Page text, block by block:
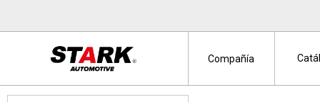
Compañía